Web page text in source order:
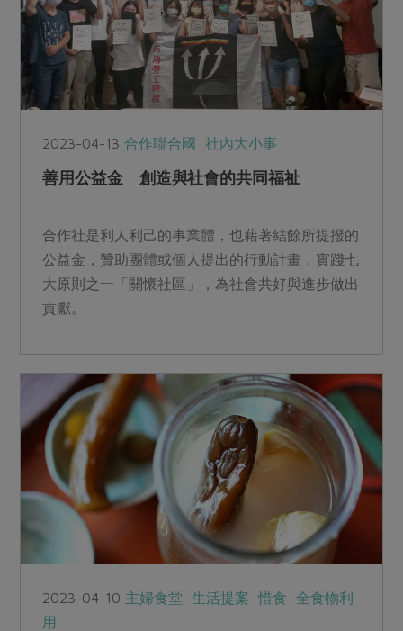
2023-04-13合作聯合國 社內大小事
善用公益金 創造與社會的共同福祉
合作社是利人利己的事業體，也藉著結餘所提撥的
公益金，贊助團體或個人提出的行動計畫，實踐七
大原則之一「關懷社區」，為社會共好與進步做出
貢獻。
2023-04-10 主婦食堂 生活提案 惜食
全食物利
用